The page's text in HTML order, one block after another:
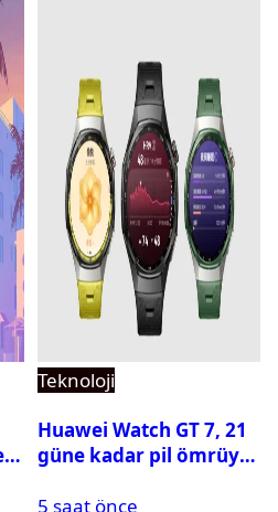
Teknoloji
Huawei Watch GT 7, 21
güne kadar pil ömrüyle
5 saat önce